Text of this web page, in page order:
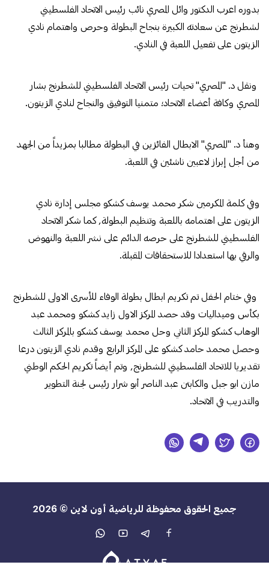
بدوره اعرب الدكتور وائل المصري نائب رئيس الاتحاد الفلسطيني
لشطرنج عن سعادته الكبيرة بنجاح البطولة وحرص واهتمام نادي
الزيتون على تفعيل اللعبة في النادي.
ونقل د. "المصري" تحيات رئيس الاتحاد الفلسطيني للشطرنج بشار
المصري وكافة أعضاء الاتحاد؛ متمنيا التوفيق والنجاح لنادي الزيتون.
وهنأ د. "المصري" الابطال الفائزين في البطولة مطالبا بمزيداً من الجهد
من أجل إبراز لاعبين ناشئين في اللعبة.
وفي كلمة المكرمين شكر محمد يوسف كشكو مجلس إدارة نادي
الزيتون على اهتمامه باللعبة وتنظيم البطولة, كما شكر الاتحاد
الفلسطيني للشطرنج على حرصه الدائم على نشر اللعبة والنهوض
والرقي بها استعدادا للاستحقاقات المقبلة.
وفي ختام الحفل تم تكريم ابطال بطولة الوفاء للأسرى الاولى للشطرنج
بكأس وميداليات وقد حصد المركز الاول زايد كشكو ومحمد عبد
الوهاب كشكو المركز الثاني وحل محمد يوسف كشكو بالمركز الثالث
وحصل محمد حامد كشكو على المركز الرابع وقدم نادي الزيتون درعا
تقديريا للاتحاد الفلسطيني للشطرنج, وتم أيضاً تكريم الحكم الوطني
مازن ابو جبل والكابتن عبد الناصر أبو شرار رئيس لجنة التطوير
والتدريب في الاتحاد.
جميع الحقوق محفوظة للرياضية أون لاين © 2026